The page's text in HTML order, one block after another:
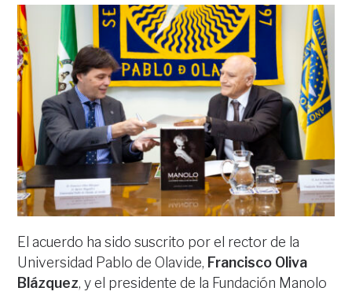
El acuerdo ha sido suscrito por el rector de la
Universidad Pablo de Olavide, Francisco Oliva
Blázquez, y el presidente de la Fundación Manolo